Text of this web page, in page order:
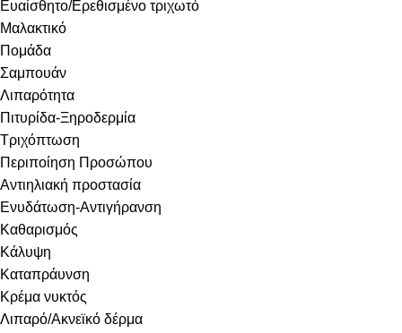
Ευαίσθητο/Ερεθισμένο τριχωτό
Μαλακτικό
Πομάδα
Σαμπουάν
Λιπαρότητα
Πιτυρίδα-Ξηροδερμία
Τριχόπτωση
Περιποίηση Προσώπου
Αντιηλιακή προστασία
Ενυδάτωση-Αντιγήρανση
Καθαρισμός
Κάλυψη
Καταπράυνση
Κρέμα νυκτός
Λιπαρό/Ακνεϊκό δέρμα